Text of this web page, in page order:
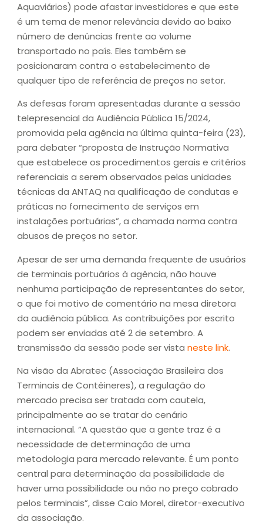
Aquaviários) pode afastar investidores e que este
é um tema de menor relevância devido ao baixo
número de denúncias frente ao volume
transportado no país. Eles também se
posicionaram contra o estabelecimento de
qualquer tipo de referência de preços no setor.
As defesas foram apresentadas durante a sessão
telepresencial da Audiência Pública 15/2024,
promovida pela agência na última quinta-feira (23),
para debater “proposta de Instrução Normativa
que estabelece os procedimentos gerais e critérios
referenciais a serem observados pelas unidades
técnicas da ANTAQ na qualificação de condutas e
práticas no fornecimento de serviços em
instalações portuárias”, a chamada norma contra
abusos de preços no setor.
Apesar de ser uma demanda frequente de usuários
de terminais portuários à agência, não houve
nenhuma participação de representantes do setor,
o que foi motivo de comentário na mesa diretora
da audiência pública. As contribuições por escrito
podem ser enviadas até 2 de setembro. A
transmissão da sessão pode ser vista neste link.
Na visão da Abratec (Associação Brasileira dos
Terminais de Contêineres), a regulação do
mercado precisa ser tratada com cautela,
principalmente ao se tratar do cenário
internacional. “A questão que a gente traz é a
necessidade de determinação de uma
metodologia para mercado relevante. É um ponto
central para determinação da possibilidade de
haver uma possibilidade ou não no preço cobrado
pelos terminais”, disse Caio Morel, diretor-executivo
da associação.